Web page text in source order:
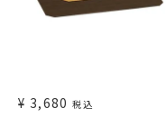
¥ 3,680 税込